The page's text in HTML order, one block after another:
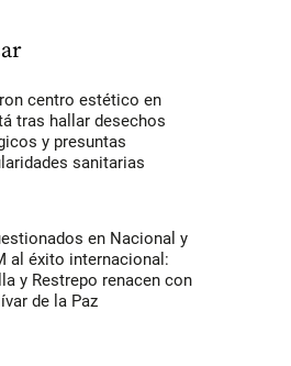
centro estético en
tras hallar desechos
y presuntas
sanitarias
en Nacional y
al éxito internacional:
y Restrepo renacen con
de la Paz